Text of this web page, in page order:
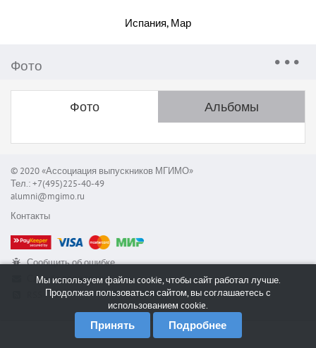
Испания, Мар
Фото
Фото Альбомы
© 2020 «Ассоциация выпускников МГИМО»
Тел.: +7(495)225-40-49
alumni@mgimo.ru
Контакты
Сообщить об ошибке
Служба поддержки
Мы используем файлы cookie, чтобы сайт работал лучше.
Продолжая пользоваться сайтом, вы соглашаетесь с
использованием cookie.
Принять Подробнее